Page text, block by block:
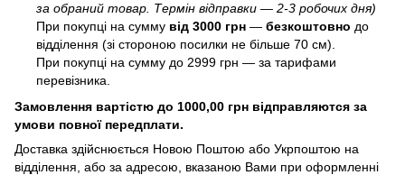
за обраний товар. Термін відправки — 2-3 робочих дня)
При покупці на сумму від 3000 грн — безкоштовно до
відділення (зі стороною посилки не більше 70 см).
При покупці на сумму до 2999 грн — за тарифами
перевізника.
Замовлення вартістю до 1000,00 грн відправляются за
умови повної передплати.
Доставка здійснюється Новою Поштою або Укрпоштою на
відділення, або за адресою, вказаною Вами при оформленні